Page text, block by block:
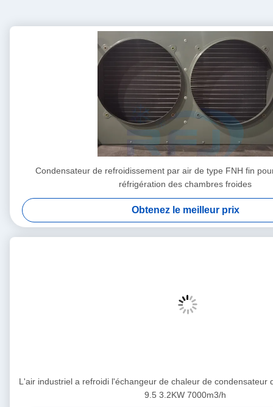
Condensateur de refroidissement par air de type FNH fin
réfrigération des chambres froides
Obtenez le meilleur prix
L'air industriel a refroidi l'échangeur de chaleur de condensateur
9.5 3.2KW 7000m3/h